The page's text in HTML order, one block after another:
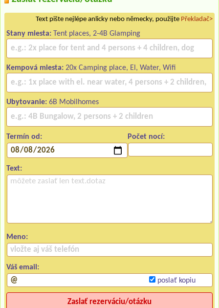
Text pište nejlépe anlicky nebo německy, použijte Překladač>
Stany miesta: Tent places, 2-4B Glamping
Kempová miesta: 20x Camping place, El, Water, Wifi
Ubytovanie: 6B Mobilhomes
Termín od: Počet nocí:
Text:
Meno:
Váš email:
poslať kopiu